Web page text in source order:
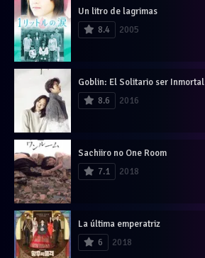
Un litro de lagrimas
8.4
2005
Goblin: El Solitario ser Inmortal
8.6
2016
Sachiiro no One Room
7.1
2018
La última emperatriz
6
2018